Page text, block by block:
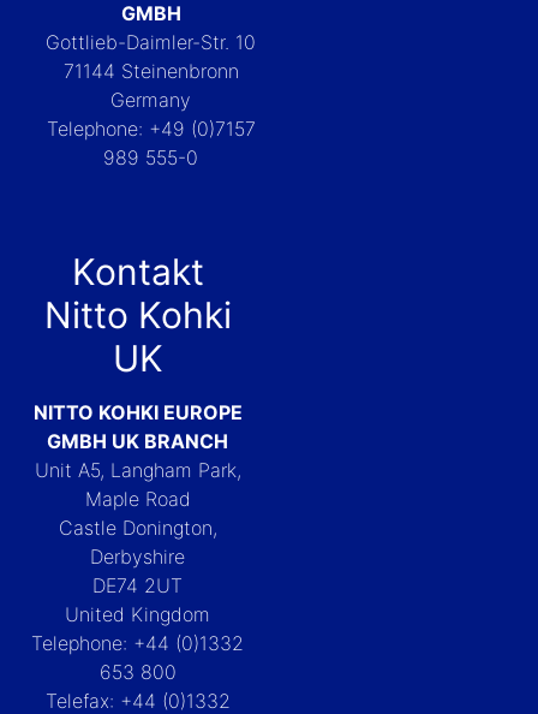
GMBH
Gottlieb-Daimler-Str. 10
71144 Steinenbronn
Germany
Telephone: +49 (0)7157
989 555-0
Kontakt
Nitto Kohki
UK
NITTO KOHKI EUROPE
GMBH UK BRANCH
Unit A5, Langham Park,
Maple Road
Castle Donington,
Derbyshire
DE74 2UT
United Kingdom
Telephone: +44 (0)1332
653 800
Telefax: +44 (0)1332